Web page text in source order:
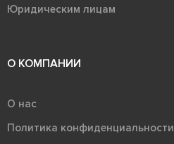
Юридическим лицам
О КОМПАНИИ
О нас
Политика конфиденциальности